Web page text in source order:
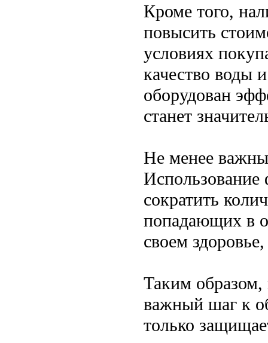
Кроме того,
повысить
условиях
качество воды
оборудован
станет
Не менее
Использование
сократить
попадающих в
своем
Таким
важный шаг к
только